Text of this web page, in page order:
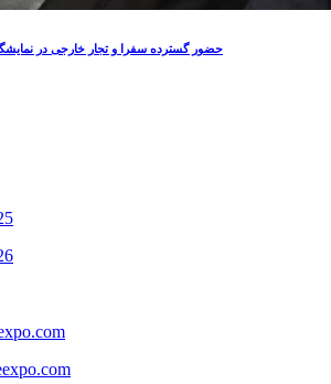
حضور گسترده سفرا و تجار خارجی در